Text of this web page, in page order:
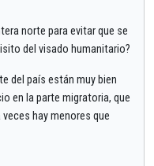
norte para evitar que se
del visado humanitario?
del país están muy bien
en la parte migratoria, que
hay menores que